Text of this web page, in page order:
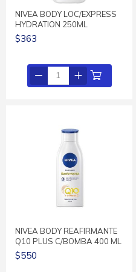
NIVEA BODY LOC/EXPRESS
HYDRATION 250ML
$363
NIVEA BODY REAFIRMANTE
Q10 PLUS C/BOMBA 400 ML
$550